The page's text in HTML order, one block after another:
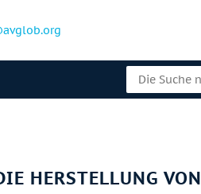
HERSTELLUNG VON